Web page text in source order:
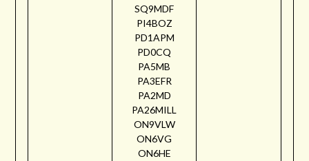
SQ9MDF
PI4BOZ
PD1APM
PD0CQ
PA5MB
PA3EFR
PA2MD
PA26MILL
ON9VLW
ON6VG
ON6HE